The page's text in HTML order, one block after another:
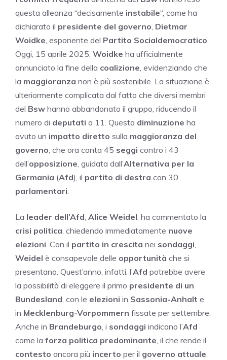
questa alleanza “decisamente instabile“, come ha
dichiarato il presidente del governo, Dietmar
Woidke, esponente del Partito Socialdemocratico.
Oggi, 15 aprile 2025, Woidke ha ufficialmente
annunciato la fine della coalizione, evidenziando che
la maggioranza non è più sostenibile. La situazione è
ulteriormente complicata dal fatto che diversi membri
del Bsw hanno abbandonato il gruppo, riducendo il
numero di deputati a 11. Questa diminuzione ha
avuto un impatto diretto sulla maggioranza del
governo, che ora conta 45 seggi contro i 43
dell’opposizione, guidata dall’Alternativa per la
Germania (Afd), il partito di destra con 30
parlamentari.
La leader dell’Afd, Alice Weidel, ha commentato la
crisi politica, chiedendo immediatamente nuove
elezioni. Con il partito in crescita nei sondaggi,
Weidel è consapevole delle opportunità che si
presentano. Quest’anno, infatti, l’Afd potrebbe avere
la possibilità di eleggere il primo presidente di un
Bundesland, con le elezioni in Sassonia-Anhalt e
in Mecklenburg-Vorpommern fissate per settembre.
Anche in Brandeburgo, i sondaggi indicano l’Afd
come la forza politica predominante, il che rende il
contesto ancora più incerto per il governo attuale.